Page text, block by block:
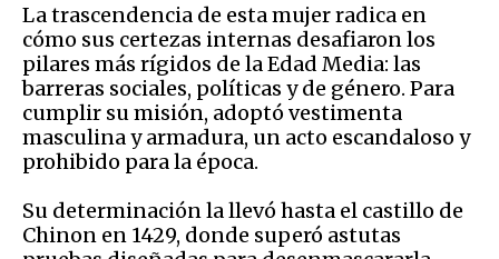
La trascendencia de esta mujer radica en
cómo sus certezas internas desafiaron los
pilares más rígidos de la Edad Media: las
barreras sociales, políticas y de género. Para
cumplir su misión, adoptó vestimenta
masculina y armadura, un acto escandaloso y
prohibido para la época.
Su determinación la llevó hasta el castillo de
Chinon en 1429, donde superó astutas